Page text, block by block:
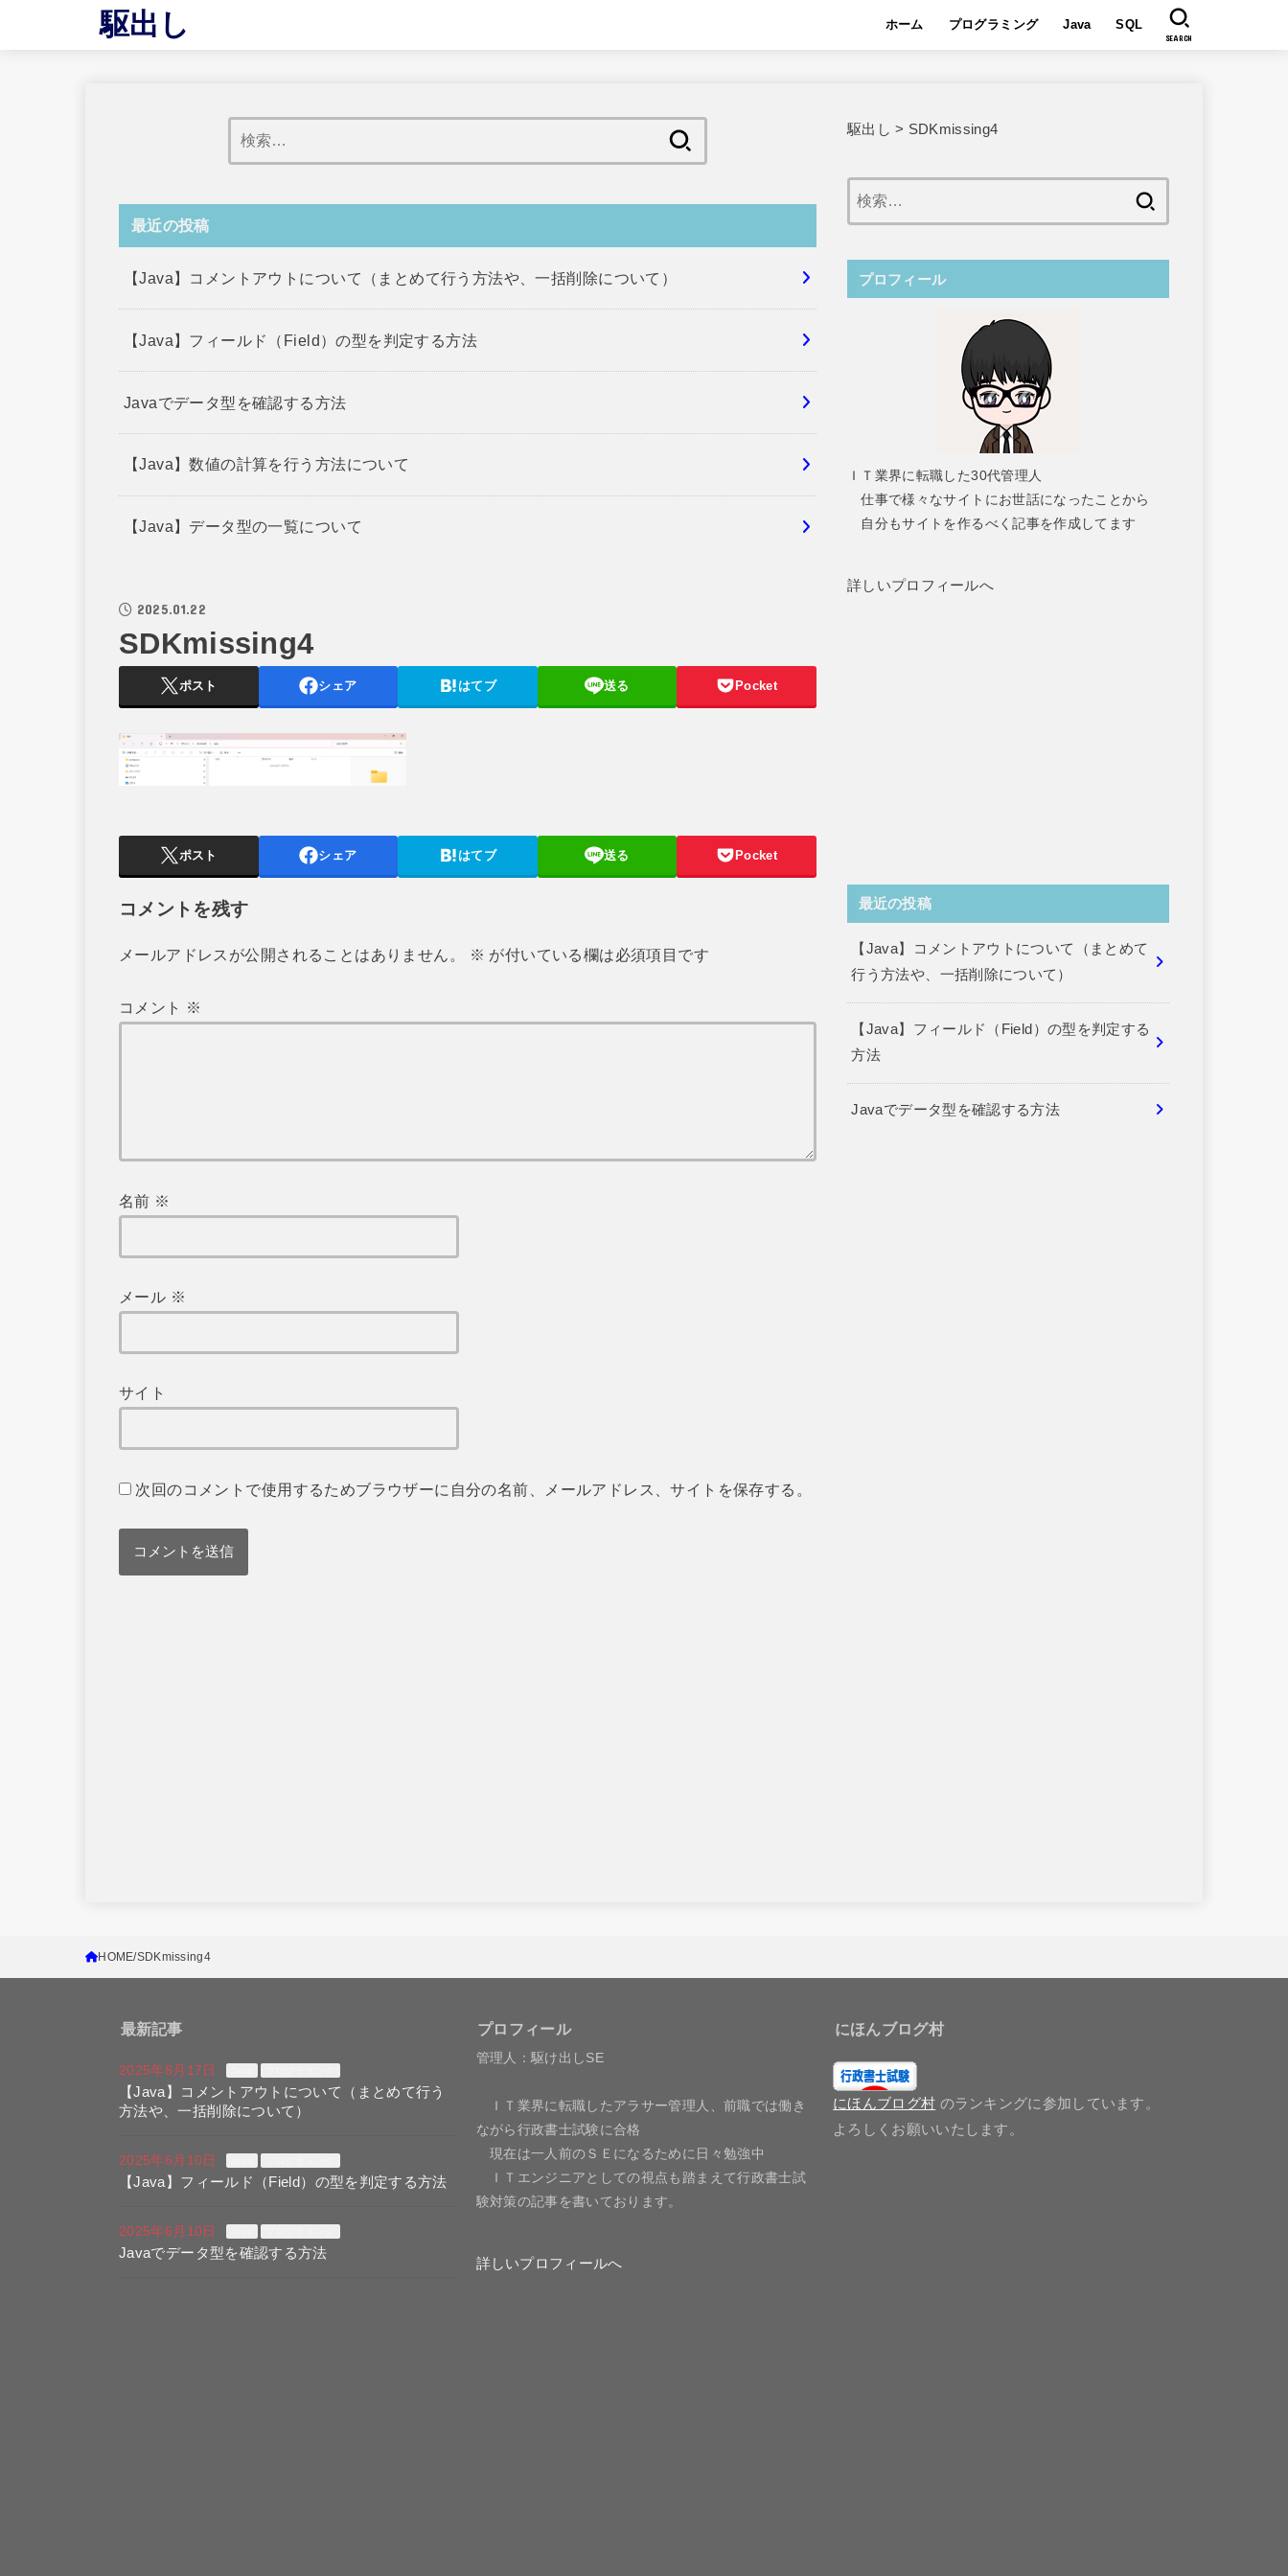
駆出し ホーム プログラミング Java SQL
SEARCH
索:
最近の投稿
【Java】コメントアウトについて（まとめて行う方法や、一括削除について）
【Java】フィールド（Field）の型を判定する方法
Javaでデータ型を確認する方法
【Java】数値の計算を行う方法について
【Java】データ型の一覧について
2025.01.22
SDKmissing4
ポスト シェア はてブ 送る Pocket
ポスト シェア はてブ 送る Pocket
コメントを残す
メールアドレスが公開されることはありません。 ※ が付いている欄は必須項目です
コメント ※
名前 ※
メール ※
サイト
次回のコメントで使用するためブラウザーに自分の名前、メールアドレス、サイトを保存する。
駆出し > SDKmissing4
プロフィール
ＩＴ業界に転職した30代管理人
仕事で様々なサイトにお世話になったことから
自分もサイトを作るべく記事を作成してます
詳しいプロフィールへ
最近の投稿
【Java】コメントアウトについて（まとめて
行う方法や、一括削除について）
【Java】フィールド（Field）の型を判定する
方法
Javaでデータ型を確認する方法
HOME SDKmissing4
最新記事
2025年8月17日
【Java】コメントアウトについて（まとめて行う
方法や、一括削除について）
2025年6月10日
【Java】フィールド（Field）の型を判定する方法
2025年6月10日
Javaでデータ型を確認する方法
プロフィール
管理人：駆け出しSE
ＩＴ業界に転職したアラサー管理人、前職では働き
ながら行政書士試験に合格
現在は一人前のＳＥになるために日々勉強中
ＩＴエンジニアとしての視点も踏まえて行政書士試
験対策の記事を書いております。
詳しいプロフィールへ
にほんブログ村
にほんブログ村 のランキングに参加しています。
よろしくお願いいたします。